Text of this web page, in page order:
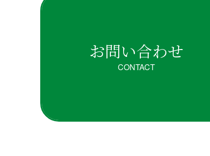
お問い合わせ
CONTACT